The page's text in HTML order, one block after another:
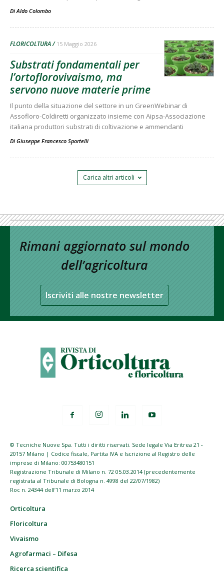
DiAldo Colombo
FLORICOLTURA 15 Maggio 2026
Substrati fondamentali per
l’ortoflorovivaismo, ma
servono nuove materie prime
Il punto della situazione del settore in un GreenWebinar di
Assofloro-Coldiretti organizzato insieme con Aipsa-Associazione
italiana produttori substrati di coltivazione e ammendanti
Di Giuseppe Francesco Sportelli
Carica altri articoli
Rimani aggiornato sul mondo
dell’agricoltura
Iscriviti alle nostre newsletter
© Tecniche Nuove Spa. Tutti i diritti riservati. Sede legale Via Eritrea 21 -
20157 Milano | Codice fiscale, Partita IVA e Iscrizione al Registro delle
imprese di Milano: 00753480151
Registrazione Tribunale di Milano n. 72 05.03.2014 (precedentemente
registrata al Tribunale di Bologna n. 4998 del 22/07/1982)
Roc n. 24344 dell’11 marzo 2014
Orticoltura
Floricoltura
Vivaismo
Agrofarmaci – Difesa
Ricerca scientifica